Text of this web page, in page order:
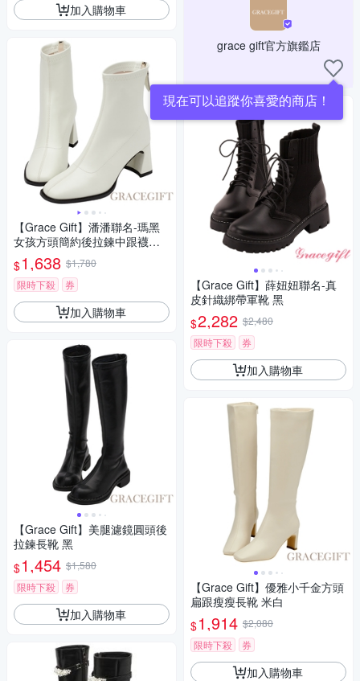
加入購物車
【Grace Gift】潘潘聯名-瑪黑
女孩方頭簡約後拉鍊中跟襪靴
白
$1,638 $1,780
限時下殺
券
加入購物車
【Grace Gift】美腿濾鏡圓頭後
拉鍊長靴 黑
$1,454 $1,580
限時下殺
券
加入購物車
grace gift官方旗鑑店
現在可以追蹤你喜愛的商店！
【Grace Gift】薛妞妞聯名-真
皮針織綁帶軍靴 黑
$2,282 $2,480
限時下殺
券
加入購物車
【Grace Gift】優雅小千金方頭
扁跟瘦瘦長靴 米白
$1,914 $2,080
限時下殺
券
加入購物車